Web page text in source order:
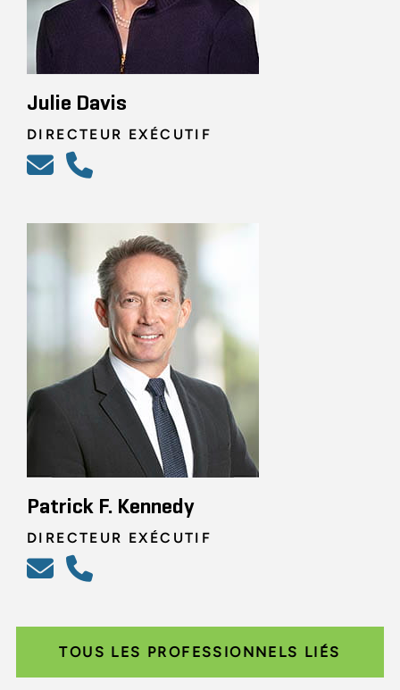
Julie Davis
DIRECTEUR EXÉCUTIF
Patrick F. Kennedy
DIRECTEUR EXÉCUTIF
TOUS LES PROFESSIONNELS LIÉS